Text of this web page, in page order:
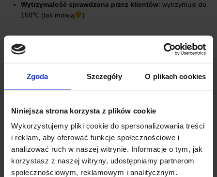
Zgoda Szczegóły O plikach cookies
Niniejsza strona korzysta z plików cookie
Wykorzystujemy pliki cookie do spersonalizowania treści
i reklam, aby oferować funkcje społecznościowe i
analizować ruch w naszej witrynie. Informacje o tym, jak
korzystasz z naszej witryny, udostępniamy partnerom
społecznościowym, reklamowym i analitycznym.
Wytrzymałość sprawdzona przez klientów: wytrzymuje do
150℃ (tak mówią
)
DOSTAWA